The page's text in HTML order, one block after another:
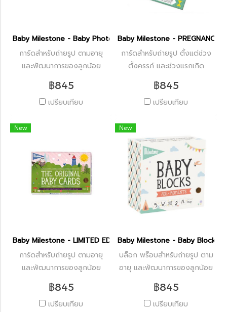
Baby Milestone - Baby Photo Cards Over The Moon
การ์ดสำหรับถ่ายรูป ตามอายุ
และพัฒนาการของลูกน้อย
฿845
เปรียบเทียบ
Baby Milestone - PREGNANCY
การ์ดสำหรับถ่ายรูป ตั้งแต่ช่วง
ตั้งครรภ์ และช่วงแรกเกิด
฿845
เปรียบเทียบ
New
Baby Milestone - LIMITED EDITION BABY CARD
การ์ดสำหรับถ่ายรูป ตามอายุ
และพัฒนาการของลูกน้อย
฿845
เปรียบเทียบ
New
Baby Milestone - Baby Block
บล็อก พร๊อบสำหรับถ่ายรูป ตาม
อายุ และพัฒนาการของลูกน้อย
฿845
เปรียบเทียบ